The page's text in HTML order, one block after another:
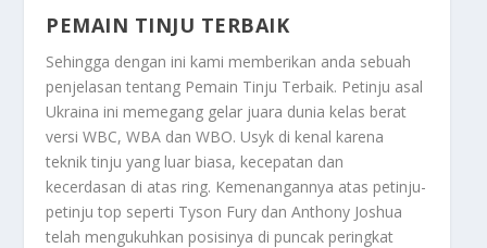
PEMAIN TINJU TERBAIK
Sehingga dengan ini kami memberikan anda sebuah
penjelasan tentang Pemain Tinju Terbaik. Petinju asal
Ukraina ini memegang gelar juara dunia kelas berat
versi WBC, WBA dan WBO. Usyk di kenal karena
teknik tinju yang luar biasa, kecepatan dan
kecerdasan di atas ring. Kemenangannya atas petinju-
petinju top seperti Tyson Fury dan Anthony Joshua
telah mengukuhkan posisinya di puncak peringkat